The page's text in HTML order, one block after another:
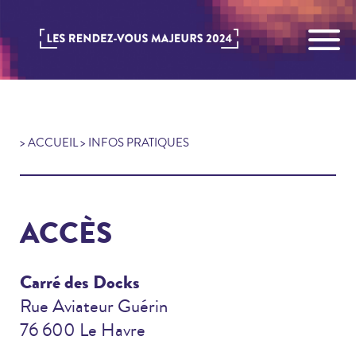
>ACCUEIL> INFOS PRATIQUES
ACCÈS
Carré des Docks
Rue Aviateur Guérin
76 600 Le Havre